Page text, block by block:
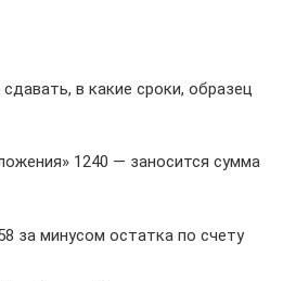
в какие сроки, образец
1240 — заносится сумма
за минусом остатка по счету